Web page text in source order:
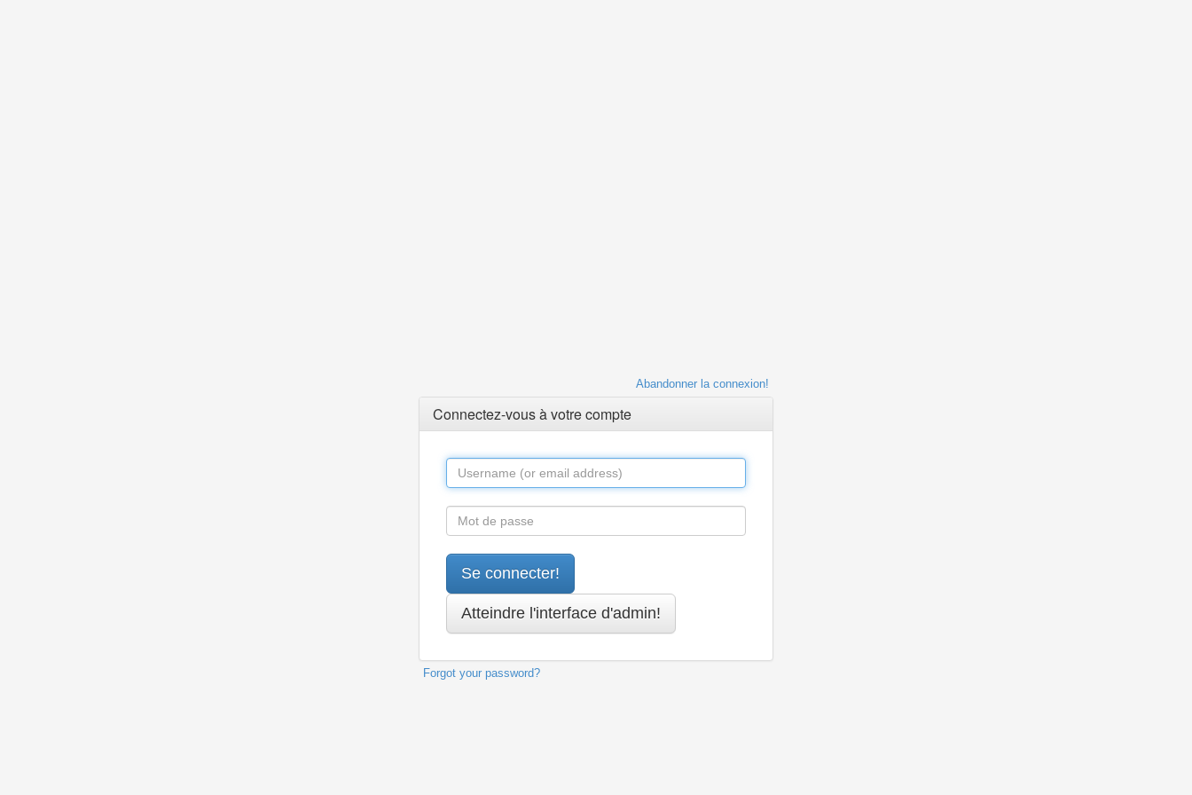
Abandonner la connexion!
Connectez-vous à votre compte
Forgot your password?